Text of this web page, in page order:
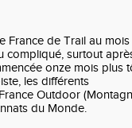
France de Trail au mois
compliqué, surtout
onze mois plus
les différents
Outdoor
du Monde.